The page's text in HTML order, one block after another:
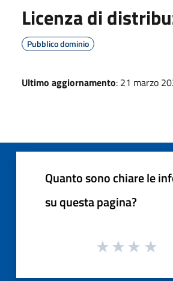
Licenza di
Pubblico dominio
Ultimo aggiornamento: 21 marzo
Quanto sono chiare le
su questa pagina?